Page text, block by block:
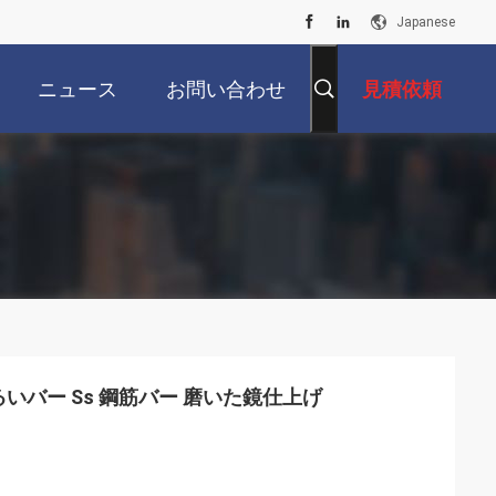
Japanese
ニュース お問い合わせ 見積依頼
バー Ss 鋼筋バー 磨いた鏡仕上げ